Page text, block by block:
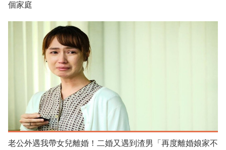
個家庭
老公外遇我帶女兒離婚！二婚又遇到渣男「再度離婚娘家不